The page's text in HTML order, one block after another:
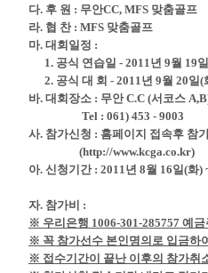
다. 후 원 : 무안CC, MFS 맞춤골프
라. 협 찬 : MFS 맞춤골프
마. 대회일정 :
1. 공식 연습일 - 2011년 9월 19
2. 공식 대 회 - 2011년 9월 20일(
바. 대회장소 : 무안 C.C (서코스
Tel : 061) 453 - 9003
사. 참가신청 : 홈페이지 접속후 참
(http://www.kcga.co.kr)
아. 신청기간 : 2011년 8월 16일(화)
자. 참가비 :
※ 우리은행 1006-301-285757 예
※ 꼭 참가선수 본인명의로 입금하
※ 접수기간이 끝난 이후의 참가취